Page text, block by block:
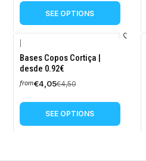
SEE OPTIONS
-10%
OFF
Bases Copos Cortiça |
desde 0.92€
from€4,05€4,50
SEE OPTIONS